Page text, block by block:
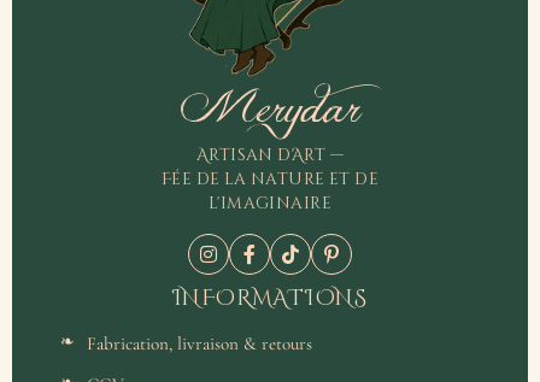
Merydar
Artisan d'Art —
Fée de la nature et de
l'imaginaire
INFORMATIONS
Fabrication, livraison & retours